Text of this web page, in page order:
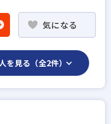
気になる
を見る（全2件）